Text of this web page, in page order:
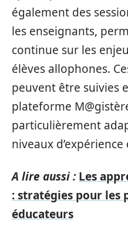
également des
les enseignants,
continue sur les
élèves allophones.
peuvent être suivies
plateforme
particulièrement
niveaux
A lire aussi : Les
: stratégies pour les
éducateurs